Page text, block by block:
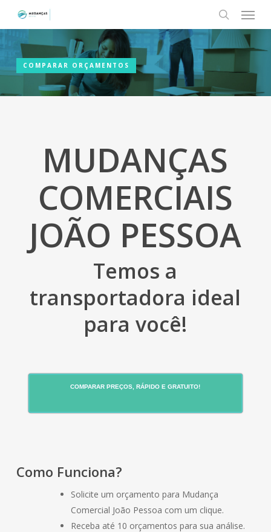
main
content
search
Menu
COMPARAR ORÇAMENTOS
MUDANÇAS
COMERCIAIS
JOÃO PESSOA
Temos a
transportadora ideal
para você!
COMPARAR PREÇOS, RÁPIDO E GRATUITO!
Como Funciona?
Solicite um orçamento para Mudança
Comercial João Pessoa com um clique.
Receba até 10 orçamentos para sua análise.